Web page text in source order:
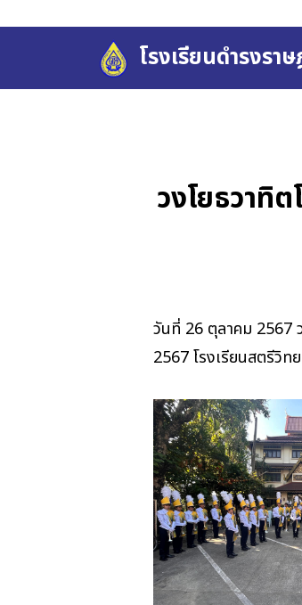
to
โรงเรียนดำรงรา
วงโยธวาทิ
วันที่ 26 ตุลาคม 2567
2567 โรงเรียนสตรีวิท